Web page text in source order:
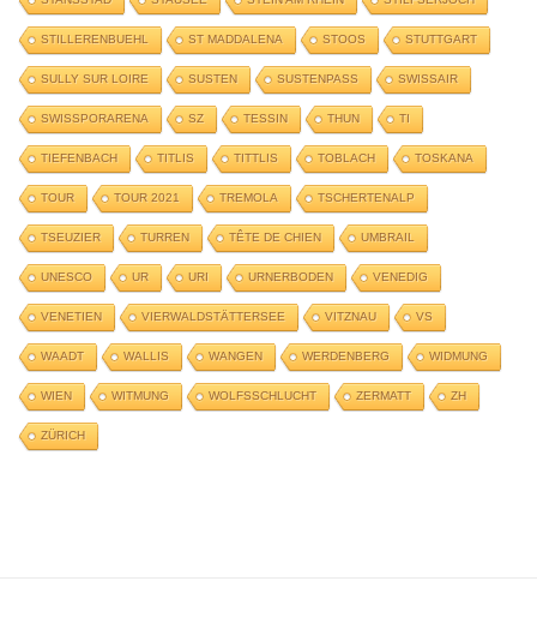
STILLERENBUEHL ST MADDALENA STOOS STUTTGART
SULLY SUR LOIRE SUSTEN SUSTENPASS SWISSAIR
SWISSPORARENA SZ TESSIN THUN TI
TIEFENBACH TITLIS TITTLIS TOBLACH TOSKANA
TOUR TOUR 2021 TREMOLA TSCHERTENALP
TSEUZIER TURREN TÊTE DE CHIEN UMBRAIL
UNESCO UR URI URNERBODEN VENEDIG
VENETIEN VIERWALDSTÄTTERSEE VITZNAU VS
WAADT WALLIS WANGEN WERDENBERG WIDMUNG
WIEN WITMUNG WOLFSSCHLUCHT ZERMATT ZH
ZÜRICH